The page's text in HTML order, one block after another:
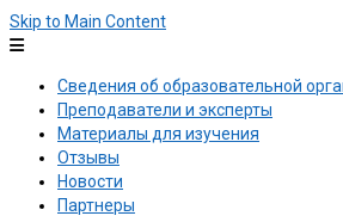
Skip to Main Content
Сведения об образовательной
Преподаватели и эксперты
Материалы для изучения
Отзывы
Новости
Партнеры